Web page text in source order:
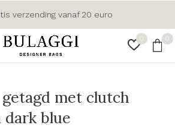
0 0
verzending vanaf 20 euro
met clutch
dark blue